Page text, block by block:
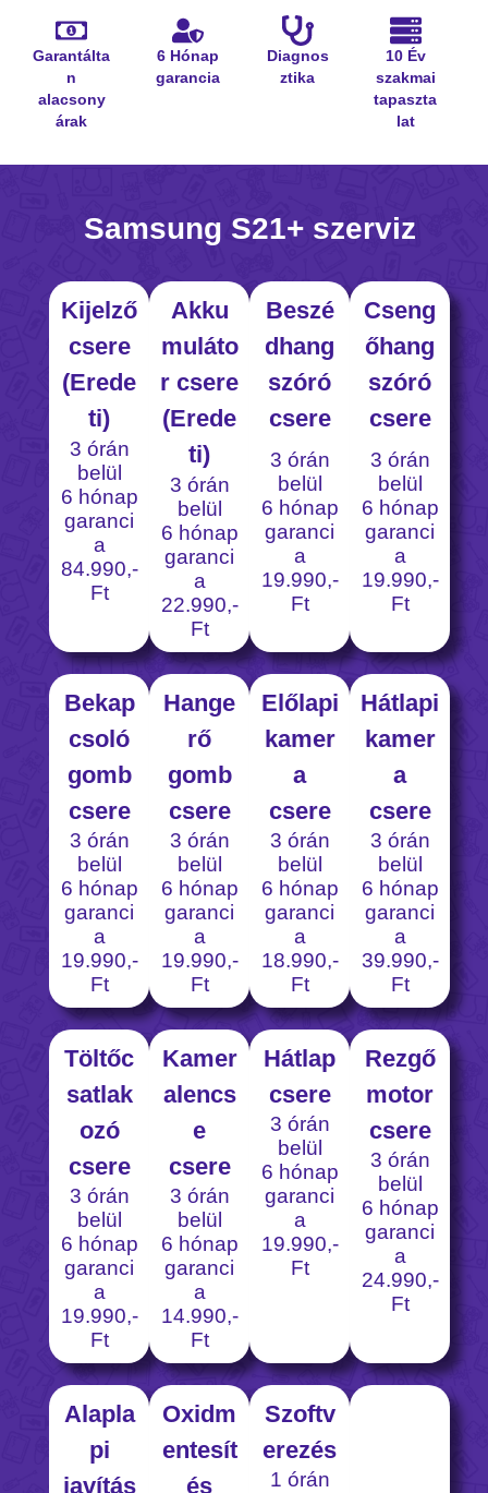
Garantálta
n
alacsony
árak
6 Hónap
garancia
Diagnos
ztika
10 Év
szakmai
tapaszta
lat
Samsung S21+ szerviz
Kijelző
csere
(Erede
ti)
3 órán
belül
6 hónap
garanci
a
84.990,-
Ft
Akku
muláto
r csere
(Erede
ti)
3 órán
belül
6 hónap
garanci
a
22.990,-
Ft
Beszé
dhang
szóró
csere
3 órán
belül
6 hónap
garanci
a
19.990,-
Ft
Cseng
őhang
szóró
csere
3 órán
belül
6 hónap
garanci
a
19.990,-
Ft
Bekap
csoló
gomb
csere
3 órán
belül
6 hónap
garanci
a
19.990,-
Ft
Hange
rő
gomb
csere
3 órán
belül
6 hónap
garanci
a
19.990,-
Ft
Előlapi
kamer
a
csere
3 órán
belül
6 hónap
garanci
a
18.990,-
Ft
Hátlapi
kamer
a
csere
3 órán
belül
6 hónap
garanci
a
39.990,-
Ft
Töltőc
satlak
ozó
csere
3 órán
belül
6 hónap
garanci
a
19.990,-
Ft
Kamer
alencs
e
csere
3 órán
belül
6 hónap
garanci
a
14.990,-
Ft
Hátlap
csere
3 órán
belül
6 hónap
garanci
a
19.990,-
Ft
Rezgő
motor
csere
3 órán
belül
6 hónap
garanci
a
24.990,-
Ft
Alapla
pi
javítás
Oxidm
entesít
és
Szoftv
erezés
1 órán